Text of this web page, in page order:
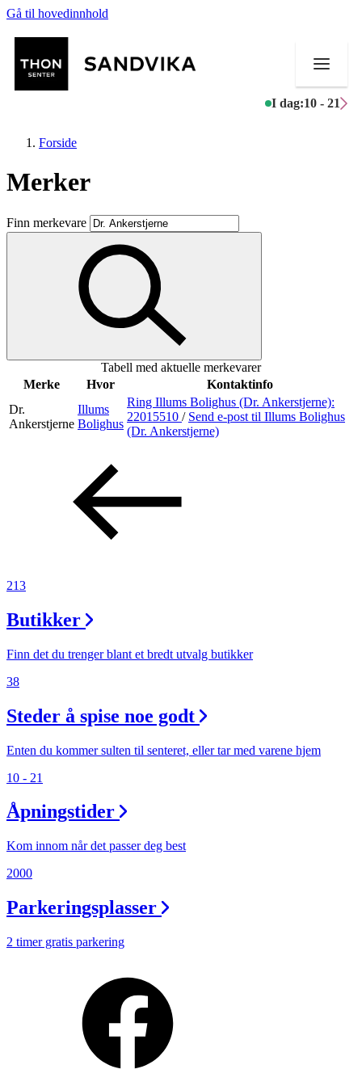
Gå til hovedinnhold
I dag:10 - 21
Butikker
Mat og drikke
Aktiviteter
Merker
Inspirasjon
Praktisk informasjon
Ledige stillinger
Min Shopping-app
Forside
Merker
Finn merkevare
Tabell med aktuelle merkevarer
Merke
Hvor
Kontaktinfo
Dr.
Ankerstjerne
Illums
Bolighus
Ring Illums Bolighus (Dr. Ankerstjerne):
22015510 / Send e-post til Illums Bolighus
(Dr. Ankerstjerne)
213
Butikker
Finn det du trenger blant et bredt utvalg butikker
38
Steder å spise noe godt
Enten du kommer sulten til senteret, eller tar med varene hjem
10 - 21
Åpningstider
Kom innom når det passer deg best
2000
Parkeringsplasser
2 timer gratis parkering